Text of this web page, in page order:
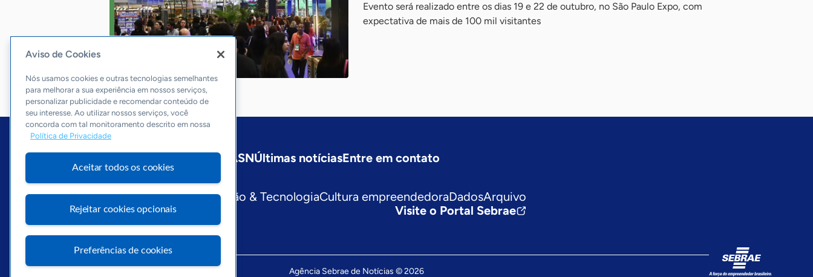
Evento será realizado entre os dias 19 e 22 de outubro, no São Paulo Expo, com
expectativa de mais de 100 mil visitantes
Sobre a ASNÚltimas notíciasEntre em contato
Editorias
Economia & PolíticaInovação & TecnologiaCultura empreendedoraDadosArquivo
Visite o Portal Sebrae
Agência Sebrae de Notícias © 2026
Aviso de Cookies
Nós usamos cookies e outras tecnologias semelhantes
para melhorar a sua experiência em nossos serviços,
personalizar publicidade e recomendar conteúdo de
seu interesse. Ao utilizar nossos serviços, você
concorda com tal monitoramento descrito em nossa
Política de Privacidade
Aceitar todos os cookies
Rejeitar cookies opcionais
Preferências de cookies